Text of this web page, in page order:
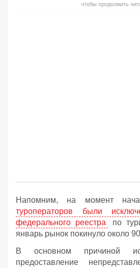
чтобы продолжить
Напомним, на момент
туроператоров были
федерального реестра
по
январь рынок покинуло около
В основном причиной
предоставление